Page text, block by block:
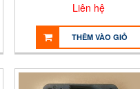
Liên hệ
THÊM VÀO GIỎ